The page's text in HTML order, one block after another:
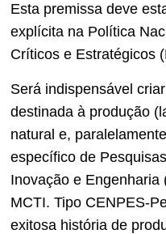
Esta premissa deve
explícita na Política
Críticos e Estratégicos
Será indispensável
destinada à produção
natural e,
específico de
Inovação e Engenharia
MCTI. Tipo CENPES-
exitosa história de